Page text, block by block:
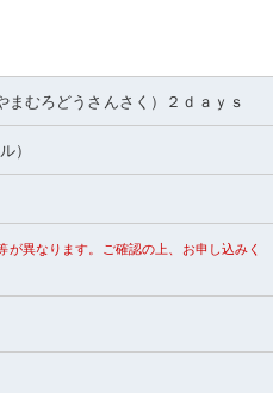
むろどうさんさく）２ｄａｙｓ
）
が異なります。ご確認の上、お申し込みく